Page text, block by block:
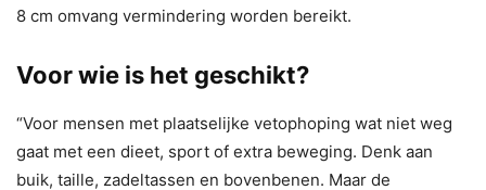
8 cm omvang vermindering worden bereikt.
Voor wie is het geschikt?
“Voor mensen met plaatselijke vetophoping wat niet weg
gaat met een dieet, sport of extra beweging. Denk aan
buik, taille, zadeltassen en bovenbenen. Maar de